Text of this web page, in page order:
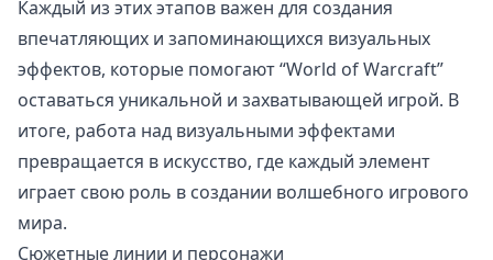
Каждый из этих этапов важен для создания
впечатляющих и запоминающихся визуальных
эффектов, которые помогают “World of Warcraft”
оставаться уникальной и захватывающей игрой. В
итоге, работа над визуальными эффектами
превращается в искусство, где каждый элемент
играет свою роль в создании волшебного игрового
мира.
Сюжетные линии и персонажи